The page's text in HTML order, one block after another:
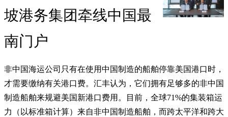
坡港务集团牵线中国最
南门户
非中国海运公司只有在使用中国制造的船舶停靠美国港口时，
才需要缴纳有关港口费。汇丰认为，它们拥有足够多的非中国
制造船舶来规避美国新港口费用。目前，全球71%的集装箱运
力（以标准箱计算）来自非中国制造船舶，而跨太平洋和跨大